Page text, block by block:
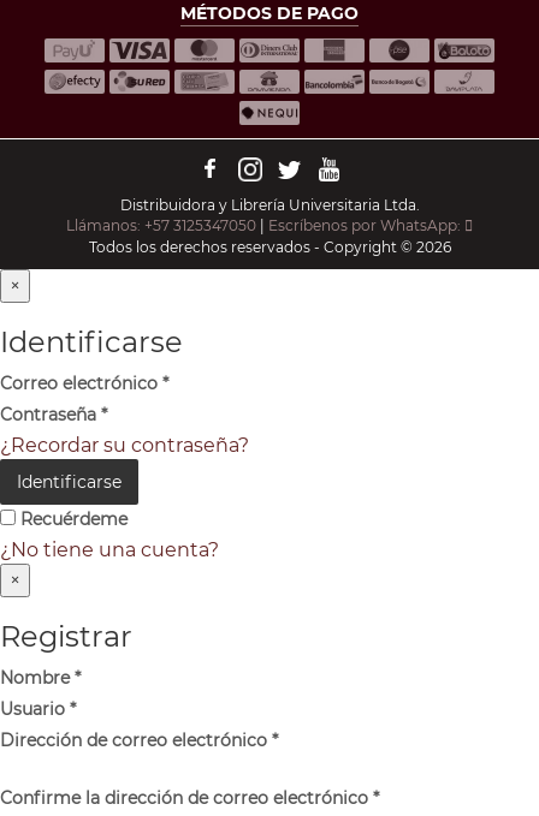
MÉTODOS DE PAGO
Distribuidora y Librería Universitaria Ltda.
Llámanos: +57 3125347050 | Escríbenos por WhatsApp:
Todos los derechos reservados - Copyright © 2026
×
Identificarse
Correo electrónico *
Contraseña *
¿Recordar su contraseña?
Identificarse
Recuérdeme
¿No tiene una cuenta?
×
Registrar
Nombre*
Usuario *
Dirección de correo electrónico *
Confirme la dirección de correo electrónico *